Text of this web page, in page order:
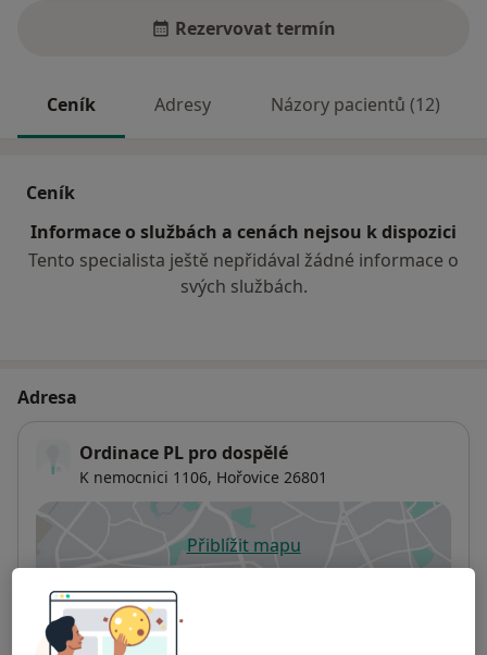
Rezervovat termín
Ceník Adresy Názory pacientů (12)
Ceník
Informace o službách a cenách nejsou k dispozici
Tento specialista ještě nepřidával žádné informace o
svých službách.
Adresa
Ordinace PL pro dospělé
K nemocnici 1106, Hořovice 26801
Přiblížit mapuse otevře v nové záložce
Dostupnost
Na této adrese online kalendář není aktivní
Co mám v takové situaci udělat?